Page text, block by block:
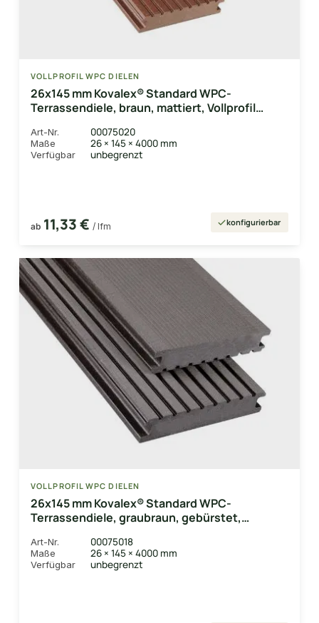
VOLLPROFIL WPC DIELEN
26x145 mm Kovalex® Standard WPC-
Terrassendiele, braun, mattiert, Vollprofil
Art-Nr. 00075020
Maße 26 × 145 × 4000 mm
Verfügbar unbegrenzt
ab 11,33 € / lfm konfigurierbar
VOLLPROFIL WPC DIELEN
26x145 mm Kovalex® Standard WPC-
Terrassendiele, graubraun, gebürstet,
grob/fein
Art-Nr. 00075018
Maße 26 × 145 × 4000 mm
Verfügbar unbegrenzt